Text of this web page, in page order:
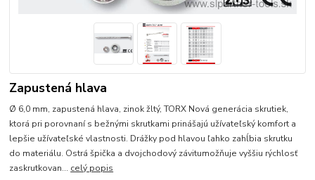
Zapustená hlava
Ø 6,0 mm, zapustená hlava, zinok žltý, TORX Nová generácia skrutiek,
ktorá pri porovnaní s bežnými skrutkami prinášajú užívateľský komfort a
lepšie užívateľské vlastnosti. Drážky pod hlavou ľahko zahĺbia skrutku
do materiálu. Ostrá špička a dvojchodový závitumožňuje vyššiu rýchlosť
zaskrutkovan... celý popis